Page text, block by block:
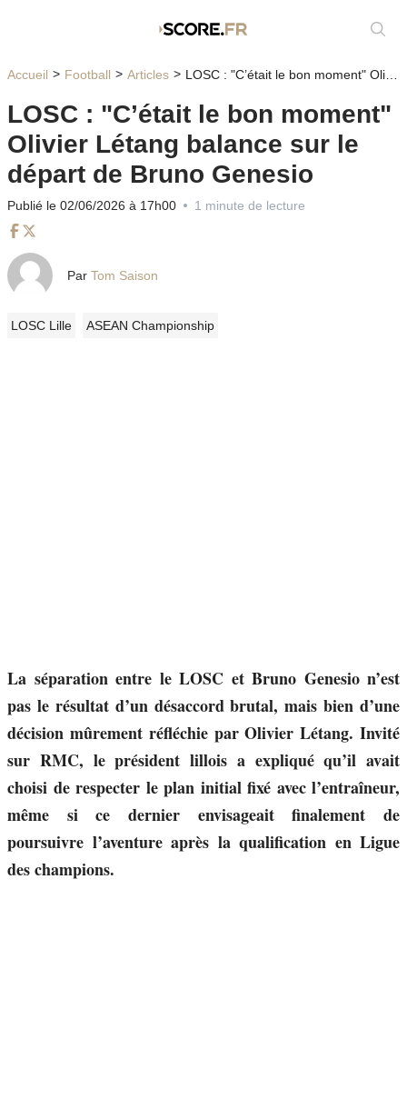
Accueil Football Articles LOSC : "C’était le bon moment" Olivier Létang balance sur le départ de Bruno Genesio
LOSC : "C’était le bon moment"
Olivier Létang balance sur le
départ de Bruno Genesio
Publié le 02/06/2026 à 17h00 1 minute de lecture
Par Tom Saison
LOSC Lille ASEAN Championship
La séparation entre le LOSC et Bruno Genesio n’est
pas le résultat d’un désaccord brutal, mais bien d’une
décision mûrement réfléchie par Olivier Létang. Invité
sur RMC, le président lillois a expliqué qu’il avait
choisi de respecter le plan initial fixé avec l’entraîneur,
même si ce dernier envisageait finalement de
poursuivre l’aventure après la qualification en Ligue
des champions.